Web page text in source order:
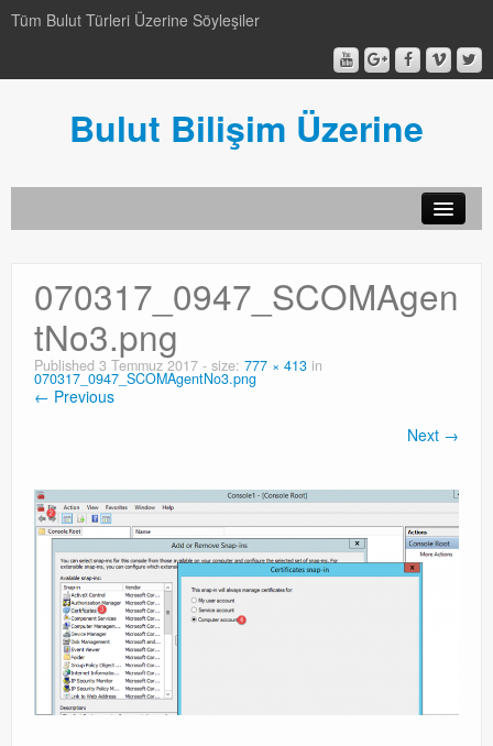
Tüm Bulut Türleri Üzerine Söyleşiler
Bulut Bilişim Üzerine
SCCM
Genel
Genel
Windows Server Family
Windows Server Family
SCOM
SCOM
Orchestrator
070317_0947_SCOMAgen
tNo3.png
Published 3 Temmuz 2017 - size: 777 × 413 in
070317_0947_SCOMAgentNo3.png
← Previous
Next →